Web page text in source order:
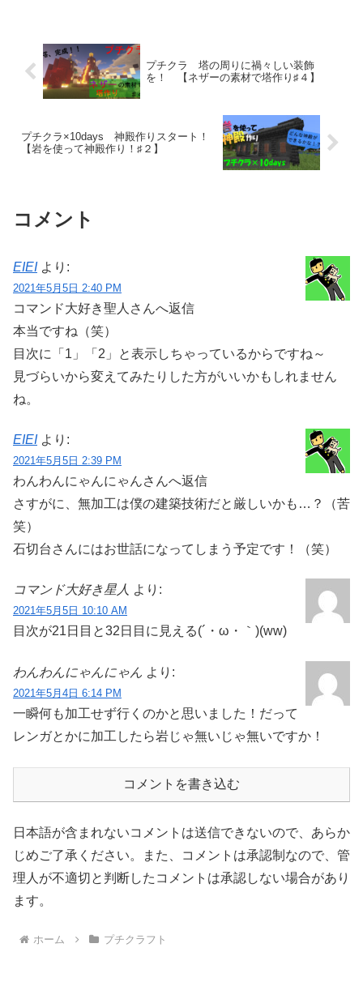
プチクラ 塔の周りに禍々しい装飾
を！ 【ネザーの素材で塔作り♯４】
プチクラ×10days 神殿作りスタート！
【岩を使って神殿作り！♯２】
コメント
EIEI より:
2021年5月5日 2:40 PM
コマンド大好き聖人さんへ返信
本当ですね（笑）
目次に「1」「2」と表示しちゃっているからですね～
見づらいから変えてみたりした方がいいかもしれません
ね。
EIEI より:
2021年5月5日 2:39 PM
わんわんにゃんにゃんさんへ返信
さすがに、無加工は僕の建築技術だと厳しいかも…？（苦
笑）
石切台さんにはお世話になってしまう予定です！（笑）
コマンド大好き星人 より:
2021年5月5日 10:10 AM
目次が21日目と32日目に見える(´・ω・｀)(ww)
わんわんにゃんにゃん より:
2021年5月4日 6:14 PM
一瞬何も加工せず行くのかと思いました！だって
レンガとかに加工したら岩じゃ無いじゃ無いですか！
コメントを書き込む
日本語が含まれないコメントは送信できないので、あらか
じめご了承ください。また、コメントは承認制なので、管
理人が不適切と判断したコメントは承認しない場合があり
ます。
ホーム プチクラフト